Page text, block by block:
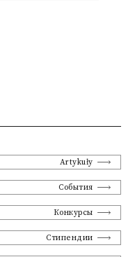
Artykuły
События
Конкурсы
Стипендии